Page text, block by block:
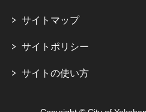
サイトマップ
サイトポリシー
サイトの使い方